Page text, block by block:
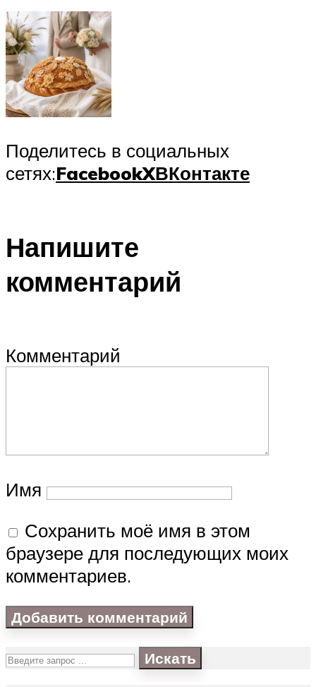
Поделитесь в социальных
сетях:FacebookXВКонтакте
Напишите
комментарий
Комментарий
Имя
Сохранить моё имя в этом
браузере для последующих моих
комментариев.
Искать